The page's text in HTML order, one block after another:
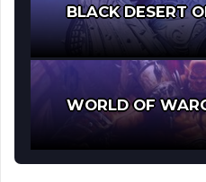
BLACK DESERT
WORLD OF